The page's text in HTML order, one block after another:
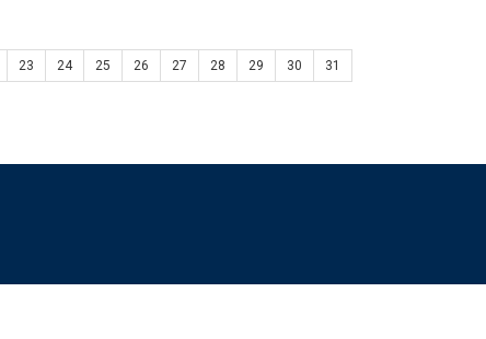
23 24 25 26 27 28 29 30 31